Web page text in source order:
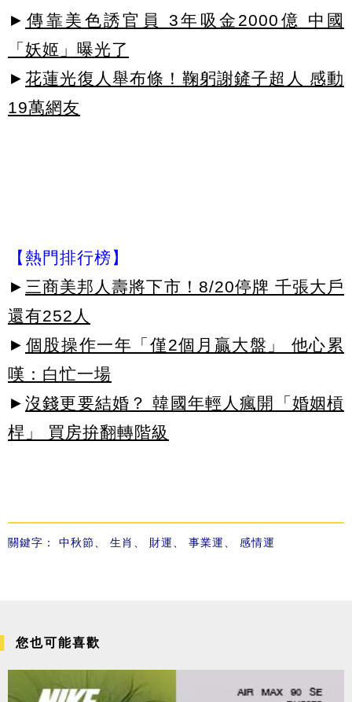
► 傳靠美色誘官員 3年吸金2000億 中國
「妖姬」曝光了
► 花蓮光復人舉布條！鞠躬謝鏟子超人 感動
19萬網友
【熱門排行榜】
► 三商美邦人壽將下市！8/20停牌 千張大戶
還有252人
► 個股操作一年「僅2個月贏大盤」 他心累
嘆：白忙一場
► 沒錢更要結婚？ 韓國年輕人瘋開「婚姻槓
桿」 買房拚翻轉階級
關鍵字： 中秋節、 生肖 、 財運、 事業運、 感情運
您也可能喜歡